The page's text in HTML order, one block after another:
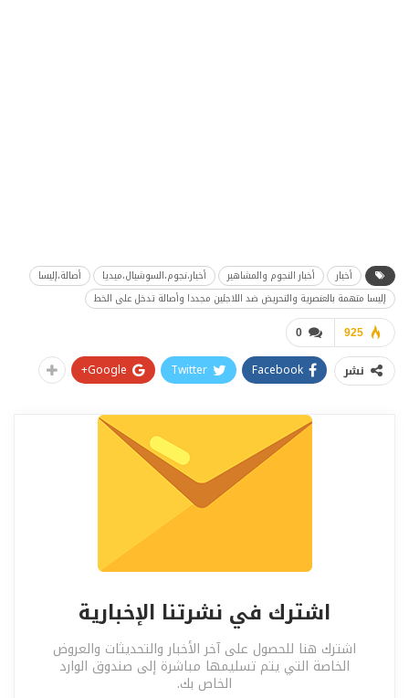
أخبار أخبار النجوم والمشاهير أخبار،نجوم،السوشيال،ميديا
أصالة،إليسا
إليسا متهمة بالعنصرية والتحريض ضد اللاجئين مجددا وأصالة تدخل على الخط
0 925
نشر Facebook
Twitter
Google+
اشترك في نشرتنا الإخبارية
اشترك هنا للحصول على آخر الأخبار والتحديثات والعروض
الخاصة التي يتم تسليمها مباشرة إلى صندوق الوارد
الخاص بك.